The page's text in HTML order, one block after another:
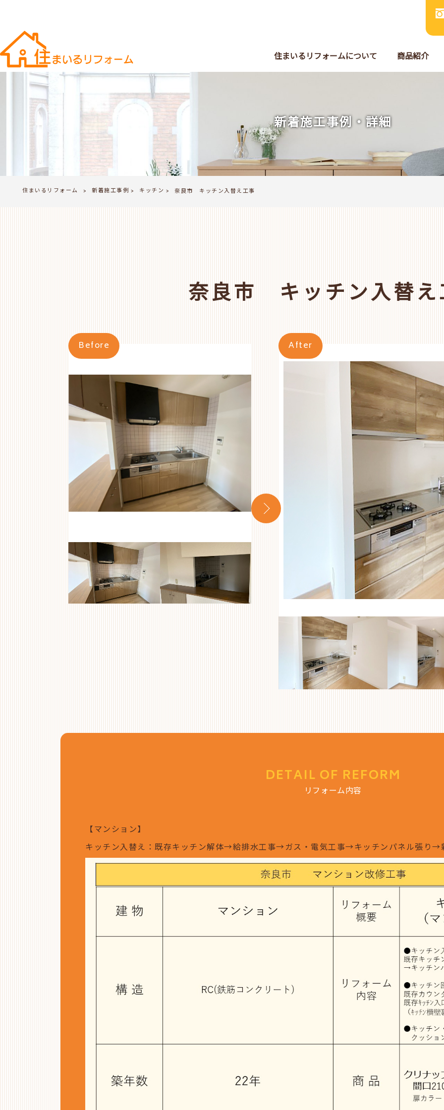
住まいるリフォームについて 商品紹介
新着施工事例・詳細
住まいるリフォーム > 新着施工事例 > キッチン > 奈良市 キッチン入替え工事
奈良市 キッチン入替え
Before After
DETAIL OF REFORM
リフォーム内容
【マンション】
キッチン入替え：既存キッチン解体→給排水工事→ガス・電気工事→キッチンパネル張り→